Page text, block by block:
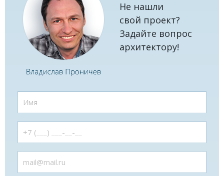
Не нашли
свой проект?
Задайте вопрос
архитектору!